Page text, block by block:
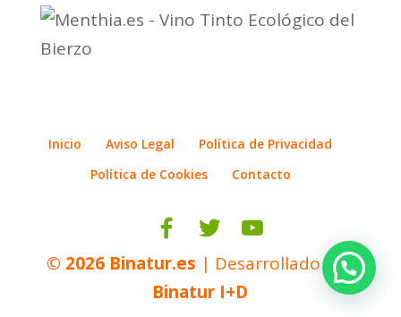
Inicio Aviso Legal
Política de Privacidad
Política de Cookies
Contacto
© 2026 Binatur.es | Desarrollado por
Binatur I+D